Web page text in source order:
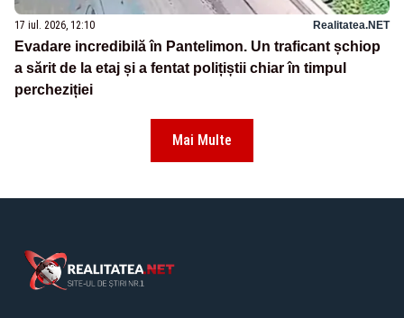
17 iul. 2026, 12:10 Realitatea.NET
Evadare incredibilă în Pantelimon. Un traficant șchiop
a sărit de la etaj și a fentat polițiștii chiar în timpul
percheziției
Mai Multe